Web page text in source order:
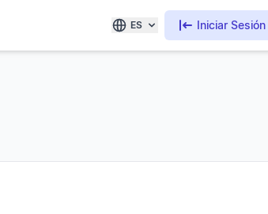
ES Iniciar Sesión